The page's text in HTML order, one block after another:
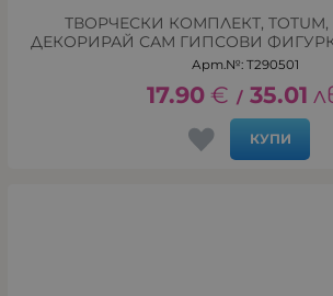
ТВОРЧЕСКИ КОМПЛЕКТ, TOTUM,
ДЕКОРИРАЙ САМ ГИПСОВИ
Арт.№: T290501
17.90 € / 35.01
КУПИ